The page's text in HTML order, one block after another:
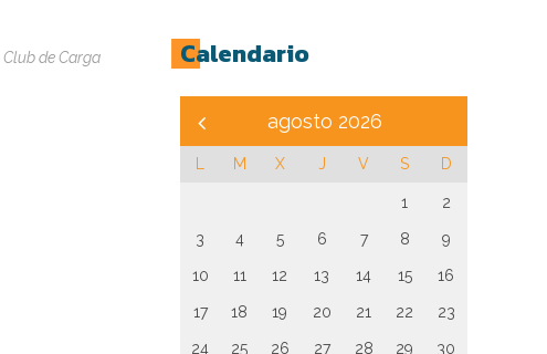
Club de Carga Calendario
agosto 2026
M X J V S D
1 2
3 4 5 6 7 8 9
10 11 12 13 14 15 16
17 18 19 20 21 22 23
24 25 26 27 28 29 30